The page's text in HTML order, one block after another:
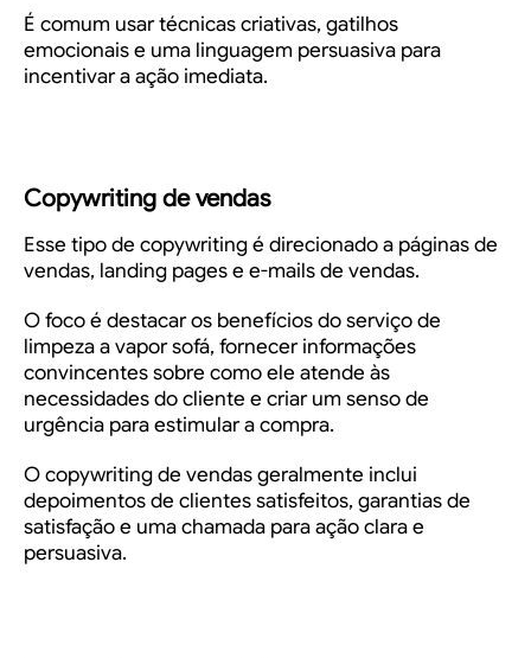
É comum usar técnicas criativas, gatilhos
emocionais e uma linguagem persuasiva para
incentivar a ação imediata.
Copywriting de vendas
Esse tipo de copywriting é direcionado a páginas de
vendas, landing pages e e-mails de vendas.
O foco é destacar os benefícios do serviço de
limpeza a vapor sofá, fornecer informações
convincentes sobre como ele atende às
necessidades do cliente e criar um senso de
urgência para estimular a compra.
O copywriting de vendas geralmente inclui
depoimentos de clientes satisfeitos, garantias de
satisfação e uma chamada para ação clara e
persuasiva.